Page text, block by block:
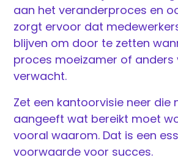
aan het veranderproces en
zorgt ervoor dat
blijven om door te zetten
proces moeizamer of anders
verwacht.
Zet een kantoorvisie neer die
aangeeft wat bereikt moet
vooral waarom. Dat is een
voorwaarde voor succes.